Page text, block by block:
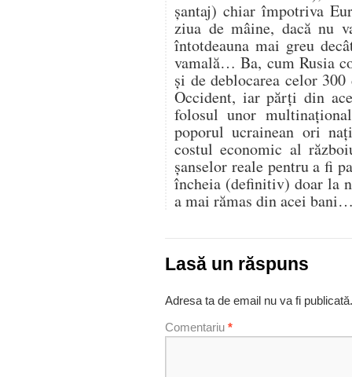
șantaj) chiar împotriva
ziua de mâine, dacă nu
întotdeauna mai greu
vamală… Ba, cum Rusia
și de deblocarea celor
Occident, iar părți din
folosul unor
poporul ucrainean ori
costul economic al
șanselor reale pentru a fi
încheia (definitiv) doar la
a mai rămas din acei
Lasă un răspuns
Adresa ta de email nu va fi publicată.
Comentariu *